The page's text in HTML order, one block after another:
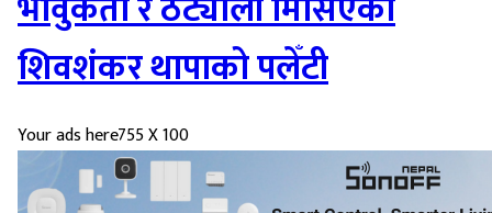
शिवशंकर थापाको पलेँटी
Your ads here755 X 100